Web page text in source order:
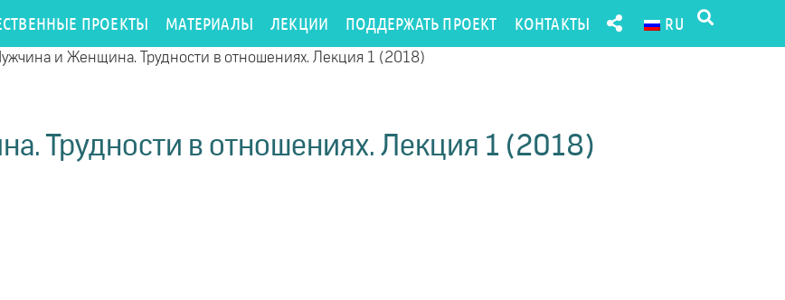
ПРОЕКТЫ МАТЕРИАЛЫ ЛЕКЦИИ ПОДДЕРЖАТЬ ПРОЕКТ КОНТАКТЫ RU
и Женщина. Трудности в отношениях. Лекция 1 (2018)
Трудности в отношениях. Лекция 1 (2018)